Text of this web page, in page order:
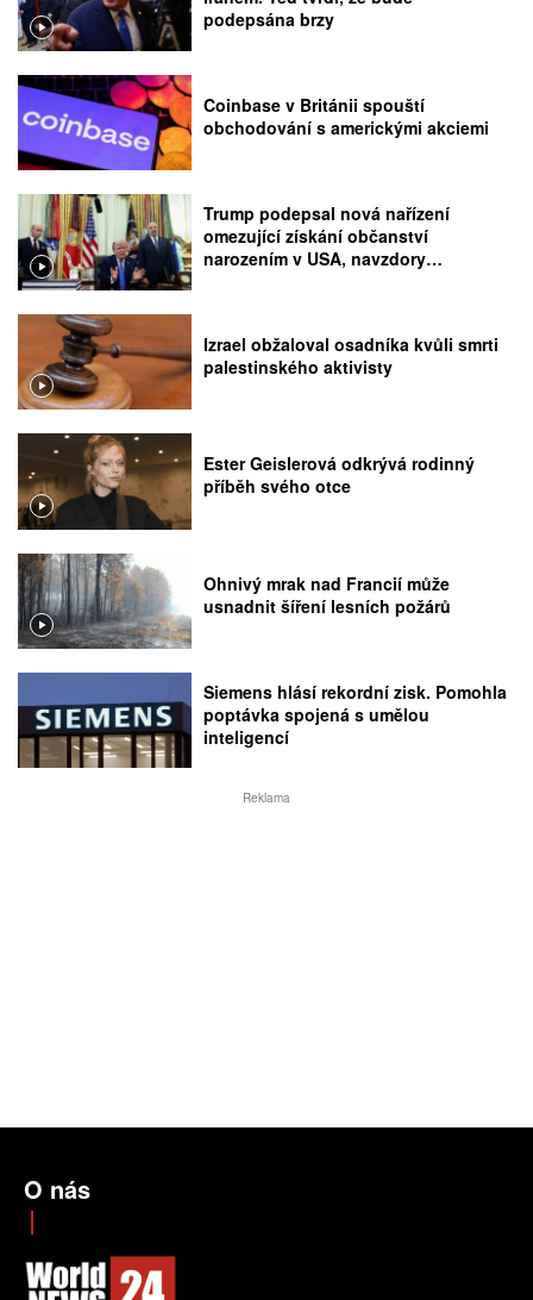
podepsána brzy
Coinbase v Británii spouští
obchodování s americkými akciemi
Trump podepsal nová nařízení
omezující získání občanství
narozením v USA, navzdory
Izrael obžaloval osadníka kvůli smrti
palestinského aktivisty
Ester Geislerová odkrývá rodinný
příběh svého otce
Ohnivý mrak nad Francií může
usnadnit šíření lesních požárů
Siemens hlásí rekordní zisk. Pomohla
poptávka spojená s umělou
inteligencí
Reklama
O nás